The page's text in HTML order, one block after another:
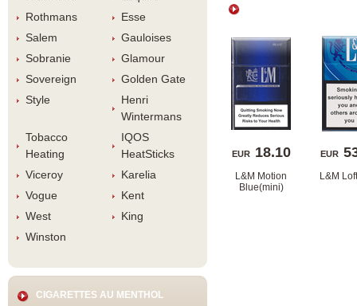
Rothman
Esse
Salem
Gauloise
Sobranie
Glamour
Sovereign
Golden Gate
Style
Henri
Winterman
Tobacco
Heating
IQOS
HeatStick
Viceroy
Karelia
Vogue
Kent
West
King
Winston
CIGARETTES AU MENTHOL
EUR 18.10
L&M Motion
Blue(mini)
EUR
L&M